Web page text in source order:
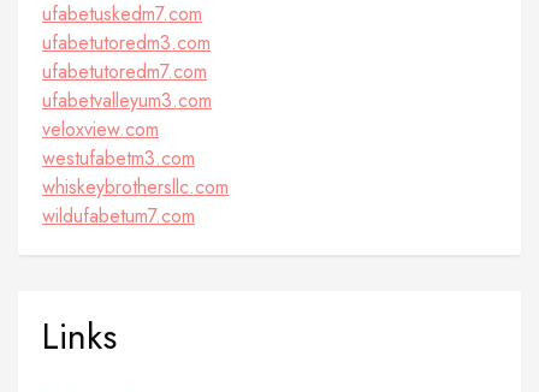
ufabetuskedm7.com
ufabetutoredm3.com
ufabetutoredm7.com
ufabetvalleyum3.com
veloxview.com
westufabetm3.com
whiskeybrothersllc.com
wildufabetum7.com
Links